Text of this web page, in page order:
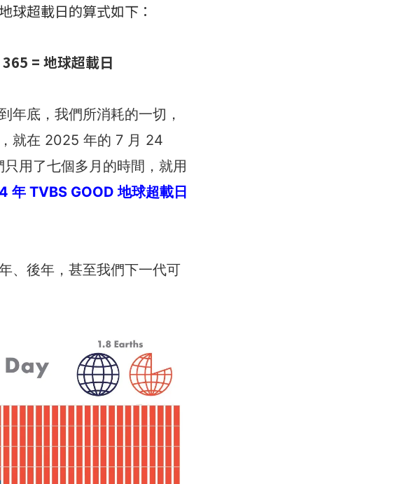
地球超載日的算式如下：
= 地球超載日
年底，我們所消耗的一切，
就在 2025 年的 7 月 24
用了七個多月的時間，就用
年 TVBS GOOD 地球超載日
、後年，甚至我們下一代可